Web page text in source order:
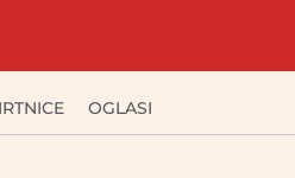
OGLASI